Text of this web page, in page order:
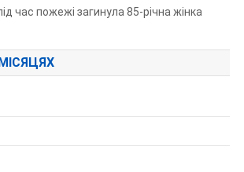
час пожежі загинула 85-річна жінка